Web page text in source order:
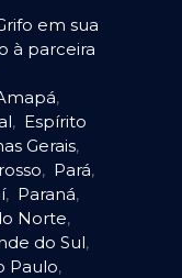
em sua
à parceira
,
, Espírito
Gerais,
, Pará,
, Paraná,
Norte,
do Sul,
Paulo,